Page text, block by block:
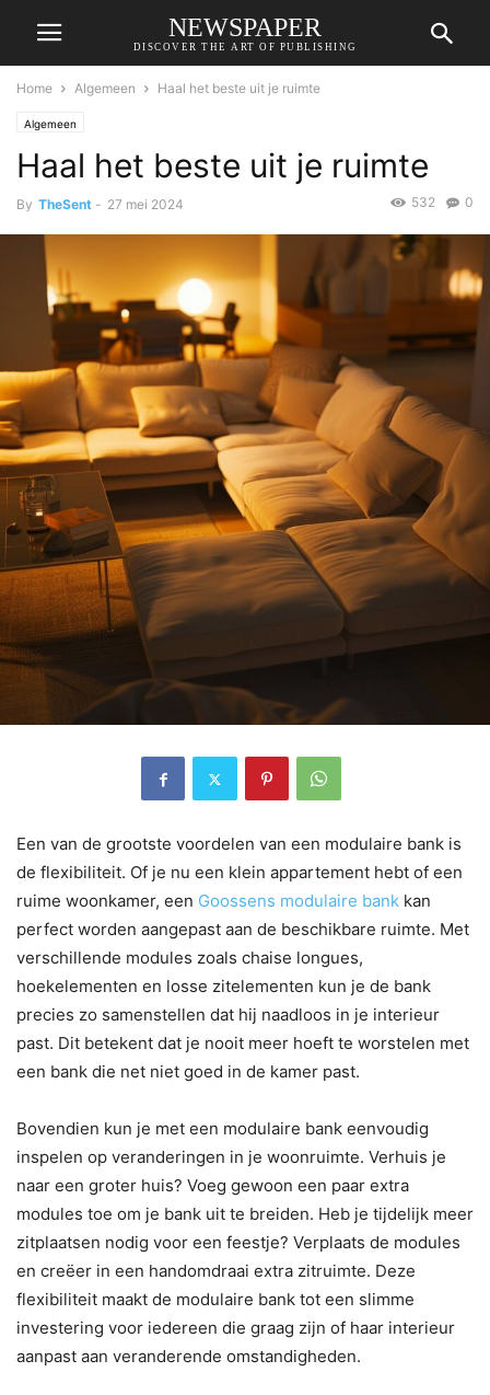
NEWSPAPER
DISCOVER THE ART OF PUBLISHING
Home Algemeen Haal het beste uit je ruimte
Algemeen
Haal het beste uit je ruimte
By TheSent - 27 mei 2024 0
532
Een van de grootste voordelen van een modulaire bank is
de flexibiliteit. Of je nu een klein appartement hebt of een
ruime woonkamer, een Goossens modulaire bank kan
perfect worden aangepast aan de beschikbare ruimte. Met
verschillende modules zoals chaise longues,
hoekelementen en losse zitelementen kun je de bank
precies zo samenstellen dat hij naadloos in je interieur
past. Dit betekent dat je nooit meer hoeft te worstelen met
een bank die net niet goed in de kamer past.
Bovendien kun je met een modulaire bank eenvoudig
inspelen op veranderingen in je woonruimte. Verhuis je
naar een groter huis? Voeg gewoon een paar extra
modules toe om je bank uit te breiden. Heb je tijdelijk meer
zitplaatsen nodig voor een feestje? Verplaats de modules
en creëer in een handomdraai extra zitruimte. Deze
flexibiliteit maakt de modulaire bank tot een slimme
investering voor iedereen die graag zijn of haar interieur
aanpast aan veranderende omstandigheden.